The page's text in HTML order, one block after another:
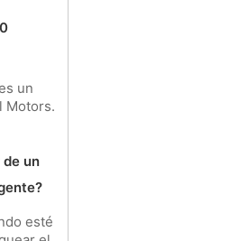
un
Motors.
un
esté